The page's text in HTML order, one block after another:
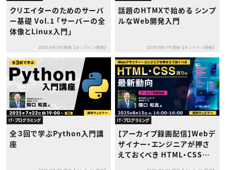
クリエイターのためのサーバ
ー基礎 Vol.1 「サーバーの全
体像とLinux入門」
2025/08/26 開催【オンライン開催】
話題のHTMXで始める シンプ
ルなWeb開発入門
2025/08/19 開催【オンライン開催】
IT・プログラミング
全３回で学ぶPython入門講
座
IT・プログラミング
【アーカイブ録画配信】Webデ
ザイナー・エンジニアが押さ
えておくべき HTML・CSS周り